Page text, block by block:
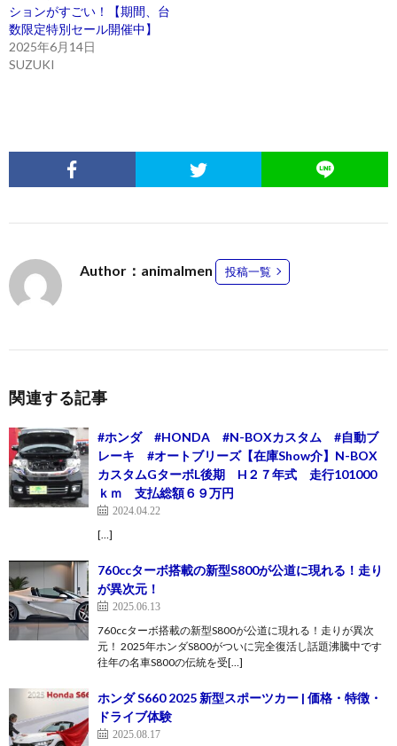
ションがすごい！【期間、台
数限定特別セール開催中】
2025年6月14日
SUZUKI
Author：animalmen 投稿一覧
関連する記事
#ホンダ #HONDA #N-BOXカスタム #自動ブ
レーキ #オートブリーズ【在庫Show介】N-BOX
カスタムGターボL後期 H２７年式 走行101000
ｋｍ 支払総額６９万円
2024.04.22
[…]
760ccターボ搭載の新型S800が公道に現れる！走り
が異次元！
2025.06.13
760ccターボ搭載の新型S800が公道に現れる！走りが異次
元！ 2025年ホンダS800がついに完全復活し話題沸騰中です
往年の名車S800の伝統を受[…]
ホンダ S660 2025 新型スポーツカー | 価格・特徴・
ドライブ体験
2025.08.17